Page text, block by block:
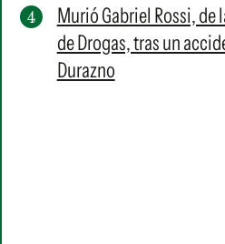
Murió Gabriel Rossi, de
de Drogas, tras un
Durazno